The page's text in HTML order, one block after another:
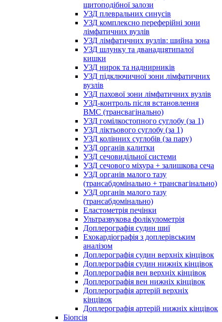
щитоподібної залози
УЗД плевральних синусів
УЗД комплексно переферійні зони
лімфатичних вузлів
УЗД лімфатичних вузлів: шийна зона
УЗД шлунку та дванадцятипалої
кишки
УЗД нирок та наднирників
УЗД підключичної зони лімфатичних
вузлів
УЗД пахової зони лімфатичних вузлів
УЗД-контроль після встановлення
ВМС (трансвагінально)
УЗД гомілкостопного суглобу (за 1)
УЗД ліктьового суглобу (за 1)
УЗД колінних суглобів (за пару)
УЗД органів калитки
УЗД сечовидільної системи
УЗД сечового міхура + залишкова сеча
УЗД органів малого тазу
(трансабдомінально + трансвагінально)
УЗД органів малого тазу
(трансабдомінально)
Еластометрія печінки
Ультразвукова фолікулометрія
Доплерографія судин шиї
Ехокардіографія з доплерівським
аналізом
Доплерографія судин верхніх кінцівок
Доплерографія судин нижніх кінцівок
Доплерографія вен верхніх кінцівок
Доплерографія вен нижніх кінцівок
Доплерографія артерій верхніх
кінцівок
Доплерографія артерій нижніх кінцівок
Біопсія